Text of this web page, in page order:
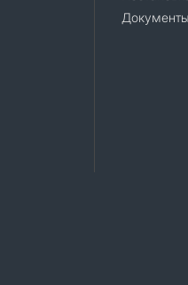
Документы